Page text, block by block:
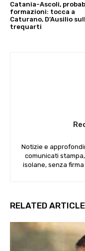
Catania-Ascoli,
formazioni: tocca a
Caturano, D’Ausilio
trequarti
Notizie e
comunicati
isolane, senza
RELATED